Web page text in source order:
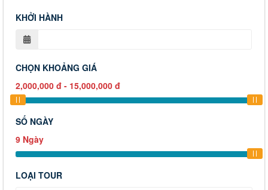
KHỞI HÀNH
CHỌN KHOẢNG GIÁ
2,000,000 đ - 15,000,000 đ
SỐ NGÀY
9 Ngày
LOẠI TOUR